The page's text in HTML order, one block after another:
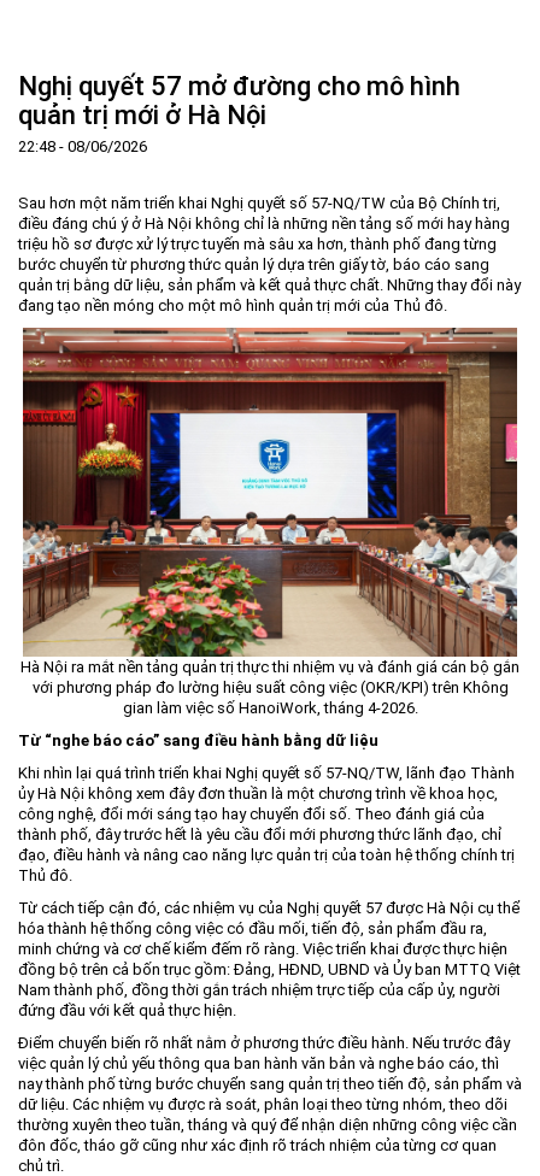
Lịch sử hình thành và phát triển
Tầm nhìn - Sứ mệnh
Cơ cấu tổ chức
Chức năng, nhiệm vụ
Tin tức - sự kiện
Ban Quản lý Khu
Doanh nghiệp
Hợp tác quốc tế
Đào tạo và Nghiên cứu
Cách mạng công nghiệp lần thứ 4
Quy hoạch
Quy hoạch khu chức năng
Vị trí
Cơ sở hạ tầng
Cơ chế ưu đãi đầu tư
Cơ chế Một cửa
Nguồn nhân lực
Nhà đầu tư
Hướng dẫn đầu tư ▼
Trình tự, thủ tục đầu tư
Tiêu chí đầu tư
Lĩnh vực đầu tư
Quản lý và vận hành dự án đầu tư
Văn bản pháp luật
Các thủ tục hành chính
Doanh nghiệp
Đất đai
Đầu tư
Khu CNC Hòa Lạc
Lao động
Môi trường
Quy hoạch - Xây dựng
Ưu đãi đầu tư
Công nghệ và Sản phẩm
Văn bản khác
Thông báo ▼
Thông báo chung
Tuyển dụng
Công khai ngân sách
Dữ liệu mở
FAQs
Liên hệ - Liên kết
Liên hệ
Nghị quyết 57 mở đường cho mô hình
quản trị mới ở Hà Nội
22:48 - 08/06/2026
Sau hơn một năm triển khai Nghị quyết số 57-NQ/TW của Bộ Chính trị,
điều đáng chú ý ở Hà Nội không chỉ là những nền tảng số mới hay hàng
triệu hồ sơ được xử lý trực tuyến mà sâu xa hơn, thành phố đang từng
bước chuyển từ phương thức quản lý dựa trên giấy tờ, báo cáo sang
quản trị bằng dữ liệu, sản phẩm và kết quả thực chất. Những thay đổi này
đang tạo nền móng cho một mô hình quản trị mới của Thủ đô.
Hà Nội ra mắt nền tảng quản trị thực thi nhiệm vụ và đánh giá cán bộ gắn
với phương pháp đo lường hiệu suất công việc (OKR/KPI) trên Không
gian làm việc số HanoiWork, tháng 4-2026.
Từ “nghe báo cáo” sang điều hành bằng dữ liệu
Khi nhìn lại quá trình triển khai Nghị quyết số 57-NQ/TW, lãnh đạo Thành
ủy Hà Nội không xem đây đơn thuần là một chương trình về khoa học,
công nghệ, đổi mới sáng tạo hay chuyển đổi số. Theo đánh giá của
thành phố, đây trước hết là yêu cầu đổi mới phương thức lãnh đạo, chỉ
đạo, điều hành và nâng cao năng lực quản trị của toàn hệ thống chính trị
Thủ đô.
Từ cách tiếp cận đó, các nhiệm vụ của Nghị quyết 57 được Hà Nội cụ thể
hóa thành hệ thống công việc có đầu mối, tiến độ, sản phẩm đầu ra,
minh chứng và cơ chế kiểm đếm rõ ràng. Việc triển khai được thực hiện
đồng bộ trên cả bốn trục gồm: Đảng, HĐND, UBND và Ủy ban MTTQ Việt
Nam thành phố, đồng thời gắn trách nhiệm trực tiếp của cấp ủy, người
đứng đầu với kết quả thực hiện.
Điểm chuyển biến rõ nhất nằm ở phương thức điều hành. Nếu trước đây
việc quản lý chủ yếu thông qua ban hành văn bản và nghe báo cáo, thì
nay thành phố từng bước chuyển sang quản trị theo tiến độ, sản phẩm và
dữ liệu. Các nhiệm vụ được rà soát, phân loại theo từng nhóm, theo dõi
thường xuyên theo tuần, tháng và quý để nhận diện những công việc cần
đôn đốc, tháo gỡ cũng như xác định rõ trách nhiệm của từng cơ quan
chủ trì.